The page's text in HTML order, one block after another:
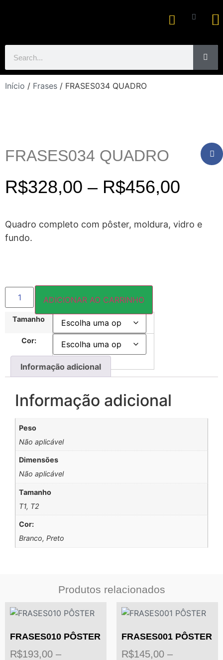
Início / Frases / FRASES034 QUADRO
FRASES034 QUADRO
R$328,00 – R$456,00
Quadro completo com pôster, moldura, vidro e
fundo.
Tamanho
Cor:
ADICIONAR AO CARRINHO
Informação adicional
Informação adicional
Peso
Não aplicável
Dimensões
Não aplicável
Tamanho
T1, T2
Cor:
Branco, Preto
Produtos relacionados
FRASES010 PÔSTER
R$193,00 –
FRASES001 PÔSTER
R$145,00 –